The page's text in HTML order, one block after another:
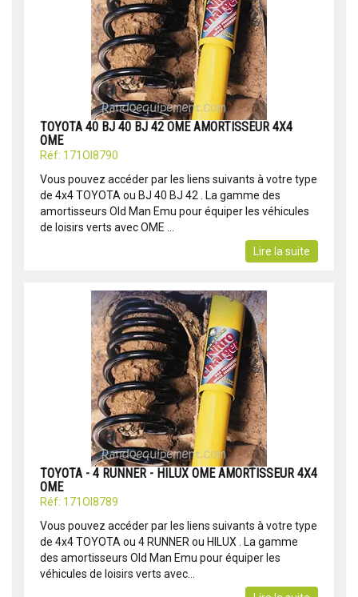
TOYOTA 40 BJ 40 BJ 42 OME AMORTISSEUR 4X4
OME
Réf: 171OI8790
Vous pouvez accéder par les liens suivants à votre type
de 4x4 TOYOTA ou BJ 40 BJ 42 . La gamme des
amortisseurs Old Man Emu pour équiper les véhicules
de loisirs verts avec OME ...
Lire la suite
TOYOTA - 4 RUNNER - HILUX OME AMORTISSEUR 4X4
OME
Réf: 171OI8789
Vous pouvez accéder par les liens suivants à votre type
de 4x4 TOYOTA ou 4 RUNNER ou HILUX . La gamme
des amortisseurs Old Man Emu pour équiper les
véhicules de loisirs verts avec...